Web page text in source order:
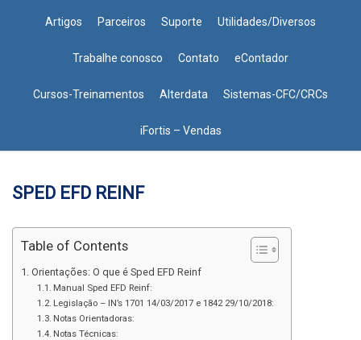
Artigos Parceiros Suporte Utilidades/Diversos
Trabalhe conosco Contato eContador
Cursos-Treinamentos Alterdata Sistemas-CFC/CRCs
iFortis – Vendas
SPED EFD REINF
Table of Contents
Orientações: O que é Sped EFD Reinf
Manual Sped EFD Reinf:
Legislação – IN’s 1701 14/03/2017 e 1842 29/10/2018:
Notas Orientadoras:
Notas Técnicas: